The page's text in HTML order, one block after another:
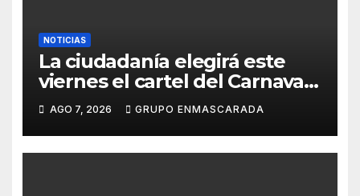
NOTICIAS
La ciudadanía elegirá este
viernes el cartel del Carnaval
de Las Palmas de Gran
Canaria 2027 en una gala
retransmitida por Televisión
AGO 7, 2026 GRUPO ENMASCARADA